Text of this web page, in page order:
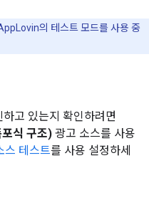
의 테스트 모드를 사용 중
고 있는지 확인하려면
식 구조) 광고 소스를 사용
스 테스트를 사용 설정하세